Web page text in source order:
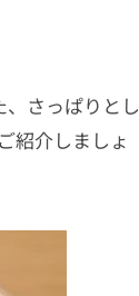
さっぱりとし
紹介しましょ